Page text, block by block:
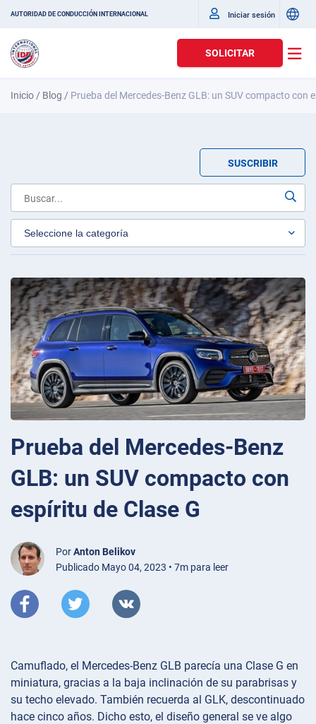
AUTORIDAD DE CONDUCCIÓN INTERNACIONAL Iniciar sesión
SOLICITAR
Inicio / Blog / Prueba del Mercedes-Benz GLB: un SUV compacto con
SUSCRIBIR
Prueba del Mercedes-Benz
GLB: un SUV compacto con
espíritu de Clase G
PorAnton Belikov
Publicado Mayo 04, 2023 • 7m para leer
Camuflado, el Mercedes-Benz GLB parecía una Clase G en
miniatura, gracias a la baja inclinación de su parabrisas y
su techo elevado. También recuerda al GLK, descontinuado
hace cinco años. Dicho esto, el diseño general se ve algo